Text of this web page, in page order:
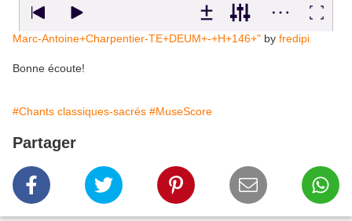
Marc-Antoine+Charpentier-TE+DEUM+-+H+146+" by fredipi
Bonne écoute!
#Chants classiques-sacrés #MuseScore
Partager